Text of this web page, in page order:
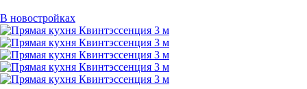
В новостройках